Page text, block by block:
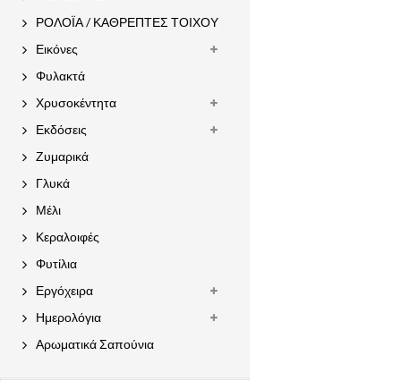
ΡΟΛΟΪΑ / ΚΑΘΡΕΠΤΕΣ ΤΟΙΧΟΥ
Εικόνες
Φυλακτά
Χρυσοκέντητα
Εκδόσεις
Ζυμαρικά
Γλυκά
Μέλι
Κεραλοιφές
Φυτίλια
Εργόχειρα
Ημερολόγια
Αρωματικά Σαπούνια